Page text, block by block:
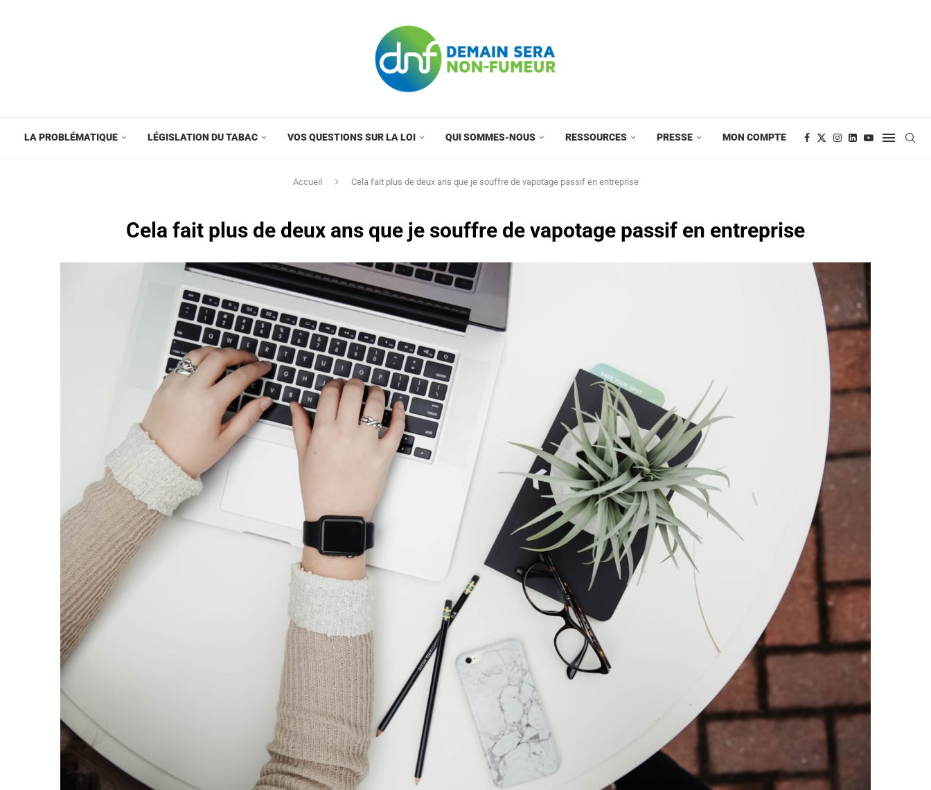
LA PROBLÉMATIQUE LÉGISLATION DU TABAC VOS QUESTIONS SUR LA LOI QUI SOMMES-NOUS RESSOURCES PRESSE MON COMPTE
Accueil Cela fait plus de deux ans que je souffre de vapotage passif en entreprise
Cela fait plus de deux ans que je souffre de vapotage passif en entreprise